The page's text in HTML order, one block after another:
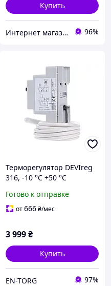
Купить
Интернет магазин GSM-V 96%
Терморегулятор DEVIreg
316, -10 °С +50 °С
Готово к отправке
от666₴/мес
3 999₴
Купить
EN-TORG 97%